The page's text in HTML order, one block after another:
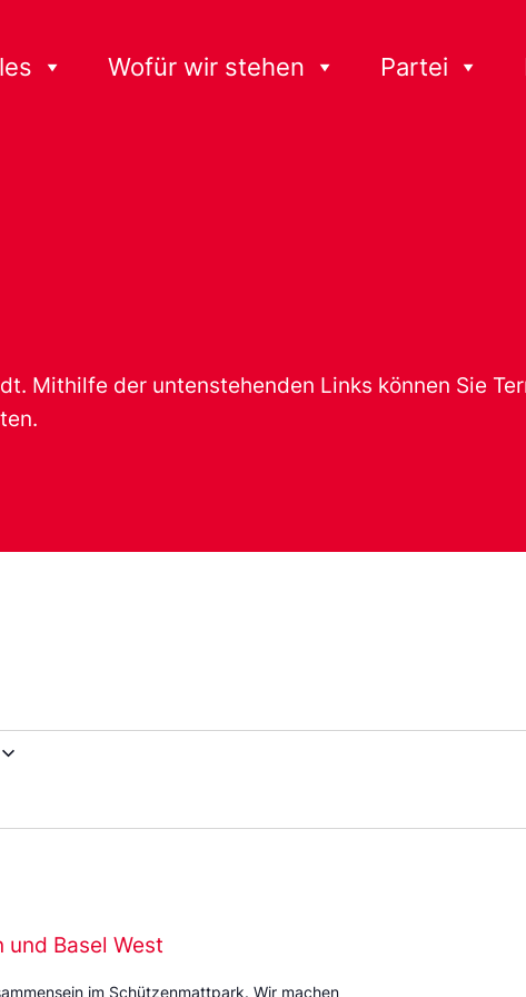
Wofür wir stehen Partei
Mithilfe der untenstehenden Links können Sie
und Basel West
im Schützenmattpark. Wir machen